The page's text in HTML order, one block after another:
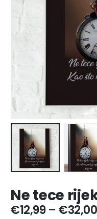
Ne tece
€12,99 – €32,00